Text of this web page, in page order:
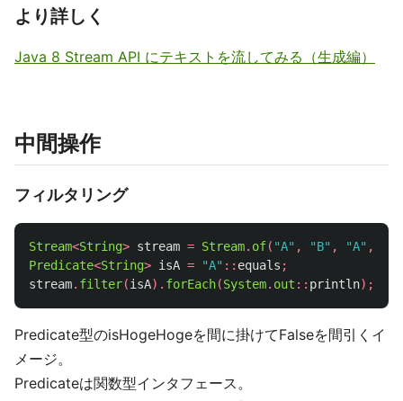
より詳しく
Java 8 Stream API にテキストを流してみる（生成編）
中間操作
フィルタリング
Stream<String> stream = Stream. of( "A" , "B" , "A" ,
Predicate<String> isA = "A" :: equals ;
stream. filter(isA). forEach(System. out :: println);
Predicate型のisHogeHogeを間に掛けてFalseを間引くイ
メージ。
Predicateは関数型インタフェース。